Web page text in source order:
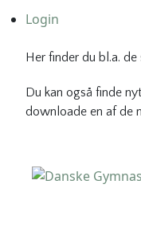
Login
Her finder du bl.a.
Du kan også finde
downloade en af de